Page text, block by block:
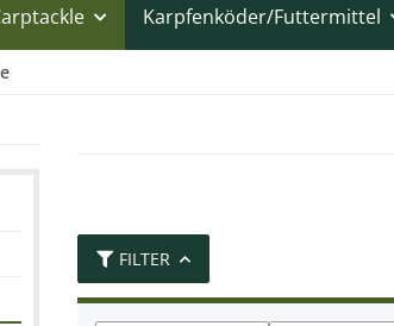
Karpfenköder/Futtermittel
FILTER